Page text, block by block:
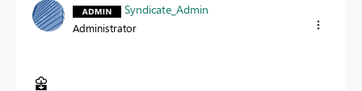
Syndicate_Admin
Administrator